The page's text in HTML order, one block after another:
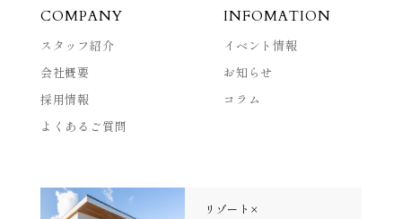
COMPANY
スタッフ紹介
会社概要
採用情報
よくあるご質問
INFOMATION
イベント情報
お知らせ
コラム
リゾート×